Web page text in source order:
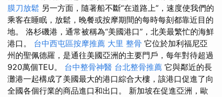
膜刀放鬆 另一方面，隨著船不斷“在道路上”，速度使我們的
乘客在睡眠，放鬆，晚餐或按摩期間的每時每刻都靠近目的
地。 洛杉磯港，通常被稱為“美國港口”，北美最繁忙的海鮮
港口。 台中西屯區按摩推薦 大里 整骨 它位於加利福尼亞
州的聖佩德羅，是通往美國亞洲的主要門戶，每年對待超過
920萬個TEU。 台中整骨神醫 台北整骨推薦 它與鄰近的長
灘港一起構成了美國最大的港口綜合大樓，該港口促進了向
全國各個行業的商品進口和出口。 新加坡在促進亞洲，歐